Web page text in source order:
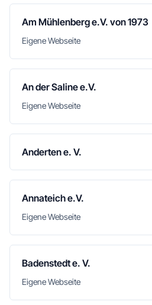
Am Mühlenberg e.V. von 1973
Eigene Webseite
An der Saline e.V.
Eigene Webseite
Anderten e. V.
Annateich e.V.
Eigene Webseite
Badenstedt e. V.
Eigene Webseite